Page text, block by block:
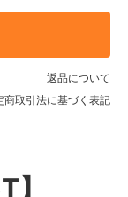
返品について
商取引法に基づく表記
】